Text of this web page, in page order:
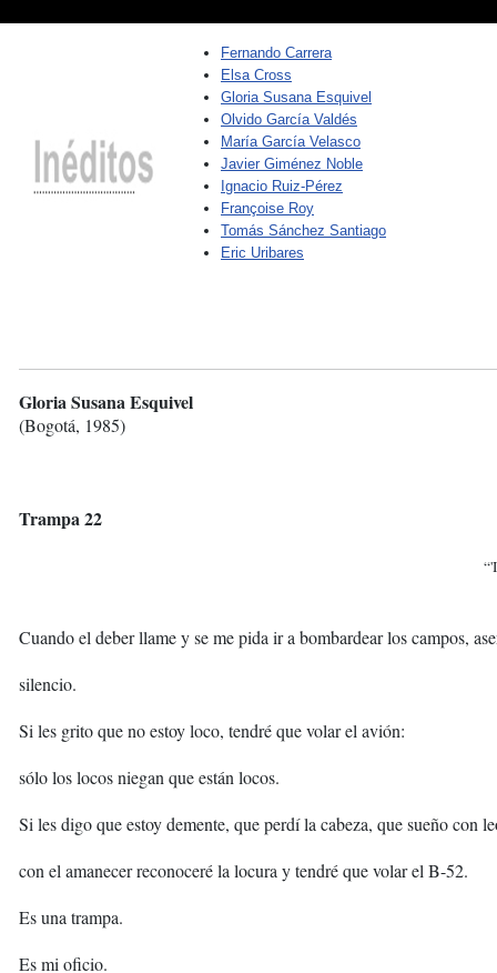
Fernando Carrera
Elsa Cross
Gloria Susana Esquivel
Olvido García Valdés
María García Velasco
Javier Giménez Noble
Ignacio Ruiz-Pérez
Françoise Roy
Tomás Sánchez Santiago
Eric Uribares
Gloria Susana Esquivel
(Bogotá, 1985)
Trampa 22
Cuando el deber llame y se me pida ir a bombardear los campos,
silencio.
Si les grito que no estoy loco, tendré que volar el avión:
sólo los locos niegan que están locos.
Si les digo que estoy demente, que perdí la cabeza, que sueño con
con el amanecer reconoceré la locura y tendré que volar el B-52.
Es una trampa.
Es mi oficio.